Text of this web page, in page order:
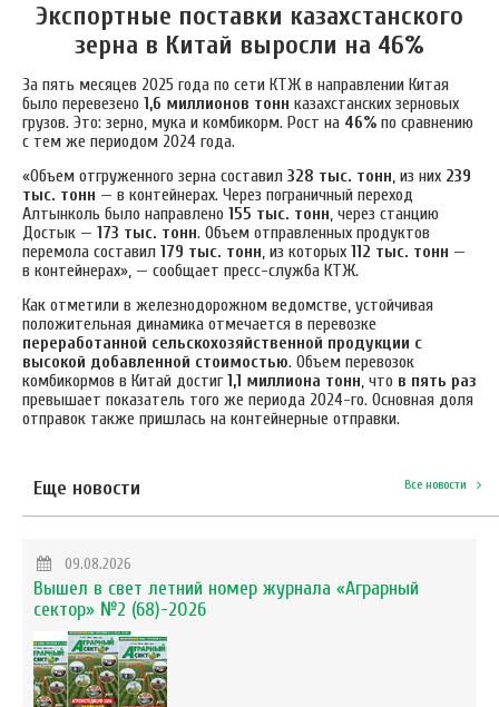
Экспортные поставки казахстанского
зерна в Китай выросли на 46%
За пять месяцев 2025 года по сети КТЖ в направлении Китая
было перевезено 1,6 миллионов тонн казахстанских зерновых
грузов. Это: зерно, мука и комбикорм. Рост на 46% по сравнению
с тем же периодом 2024 года.
«Объем отгруженного зерна составил 328 тыс. тонн, из них 239
тыс. тонн — в контейнерах. Через пограничный переход
Алтынколь было направлено 155 тыс. тонн, через станцию
Достык — 173 тыс. тонн. Объем отправленных продуктов
перемола составил 179 тыс. тонн, из которых 112 тыс. тонн —
в контейнерах», — сообщает пресс-служба КТЖ.
Как отметили в железнодорожном ведомстве, устойчивая
положительная динамика отмечается в перевозке
переработанной сельскохозяйственной продукции с
высокой добавленной стоимостью. Объем перевозок
комбикормов в Китай достиг1,1 миллиона тонн, что в пять раз
превышает показатель того же периода 2024-го. Основная доля
отправок также пришлась на контейнерные отправки.
Еще новости Все новости
09.08.2026
Вышел в свет летний номер журнала «Аграрный
сектор» №2 (68)-2026